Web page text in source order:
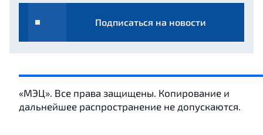
Подписаться на новости
«МЭЦ». Все права защищены. Копирование и
дальнейшее распространение не допускаются.